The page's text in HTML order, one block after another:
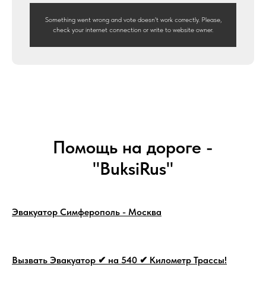
Огромное спасибо компании "БуксиРус" за
Something went wrong and vote doesn't work correctly. Please,
check your internet connection or write to website owner.
Помощь на дороге -
"BuksiRus"
Эвакуатор Симферополь - Москва
Вызвать Эвакуатор ✔ на 540 ✔ Километр Трассы!